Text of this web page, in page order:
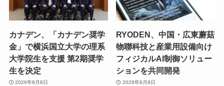
カナデン、「カナデン奨学
金」で横浜国立大学の理系
大学院生を支援 第2期奨学
生を決定
2026年8月8日
RYODEN、中国・広東蘑菇
物聯科技と産業用設備向け
フィジカルAI制御ソリュー
ションを共同開発
2026年8月8日